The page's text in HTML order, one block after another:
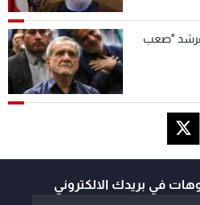
"صعب
في بريدك الالكتروني